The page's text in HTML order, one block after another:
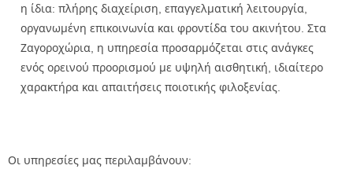
η ίδια: πλήρης διαχείριση, επαγγελματική λειτουργία,
οργανωμένη επικοινωνία και φροντίδα του ακινήτου. Στα
Ζαγοροχώρια, η υπηρεσία προσαρμόζεται στις ανάγκες
ενός ορεινού προορισμού με υψηλή αισθητική, ιδιαίτερο
χαρακτήρα και απαιτήσεις ποιοτικής φιλοξενίας.
Οι υπηρεσίες μας περιλαμβάνουν: